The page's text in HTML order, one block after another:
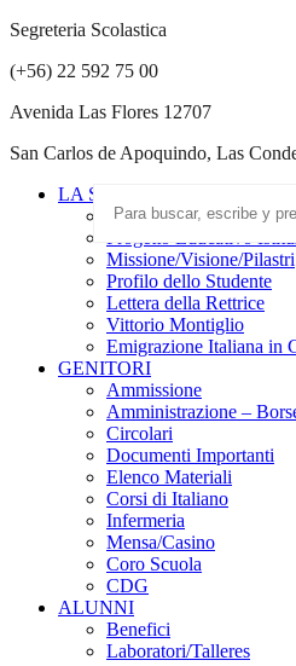
Segreteria Scolastica
(+56) 22 592 75 00
Avenida Las Flores 12707
San Carlos de Apoquindo, Las
LA SCUOLA
Scuola Paritaria
Missione/Visione/Pilastri
Profilo dello Studente
Lettera della Rettrice
Vittorio Montiglio
Emigrazione Italiana in
GENITORI
Ammissione
Amministrazione –
Circolari
Documenti Importanti
Elenco Materiali
Corsi di Italiano
Infermeria
Mensa/Casino
Coro Scuola
CDG
ALUNNI
Benefici
Laboratori/Talleres